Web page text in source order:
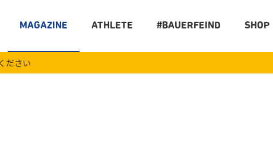
ださい
MAGAZINE ATHLETE #BAUERFEIND SHOP